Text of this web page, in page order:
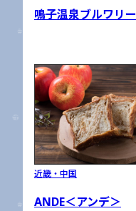
鳴子温泉ブルワリー
近畿・中国
ANDE＜アンデ＞